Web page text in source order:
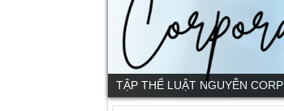
TẬP THỂ LUẬT NGUYỄN CORP